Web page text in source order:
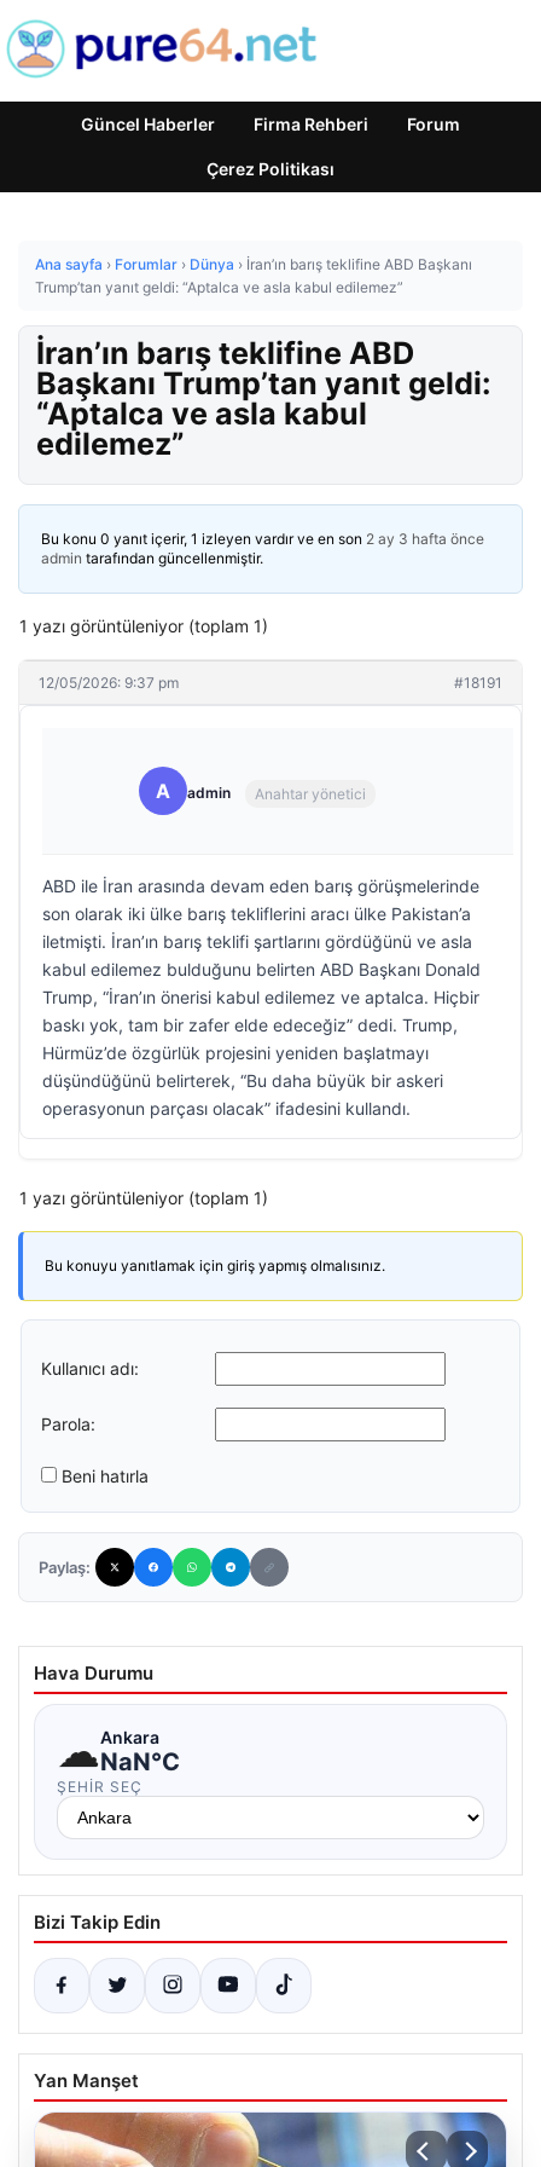
Güncel Haberler Firma Rehberi Forum
Çerez Politikası
Ana sayfa › Forumlar › Dünya › İran’ın barış teklifine ABD Başkanı
Trump’tan yanıt geldi: “Aptalca ve asla kabul edilemez”
İran’ın barış teklifine ABD
Başkanı Trump’tan yanıt geldi:
“Aptalca ve asla kabul
edilemez”
Bu konu 0 yanıt içerir, 1 izleyen vardır ve en son 2 ay 3 hafta önce
admin tarafından güncellenmiştir.
1 yazı görüntüleniyor (toplam 1)
12/05/2026: 9:37 pm #18191
A admin Anahtar yönetici
ABD ile İran arasında devam eden barış görüşmelerinde
son olarak iki ülke barış tekliflerini aracı ülke Pakistan’a
iletmişti. İran’ın barış teklifi şartlarını gördüğünü ve asla
kabul edilemez bulduğunu belirten ABD Başkanı Donald
Trump, “İran’ın önerisi kabul edilemez ve aptalca. Hiçbir
baskı yok, tam bir zafer elde edeceğiz” dedi. Trump,
Hürmüz’de özgürlük projesini yeniden başlatmayı
düşündüğünü belirterek, “Bu daha büyük bir askeri
operasyonun parçası olacak” ifadesini kullandı.
1 yazı görüntüleniyor (toplam 1)
Bu konuyu yanıtlamak için giriş yapmış olmalısınız.
Kullanıcı adı:
Parola:
Beni hatırla
Paylaş:
Hava Durumu
☁Ankara
NaN°C
ŞEHIR SEÇ
Bizi Takip Edin
Yan Manşet